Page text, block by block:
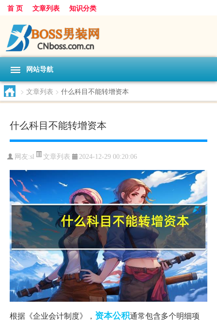
首 页 文章列表 知识分类
网站导航
> 文章列表 > 什么科目不能转增资本
什么科目不能转增资本
网友:sl 文章列表 2024-12-29 00:20:06
根据《企业会计制度》， 资本公积通常包含多个明细项